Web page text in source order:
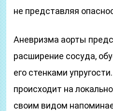
не представляя
Аневризма аорты
расширение сосуда,
его стенками
происходит на
своим видом